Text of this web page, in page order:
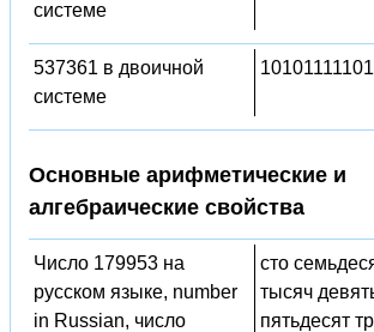
системе
537361 в двоичной
системе
Основные арифметические и
алгебраические свойства
Число 179953 на
русском языке, number
in Russian, число
сто
тысяч
пятьдесят